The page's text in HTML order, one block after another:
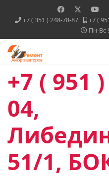
+7 ( 351 ) 248-78-87 +7 (
Пн-Вс
+7 ( 951
04,
51/1,